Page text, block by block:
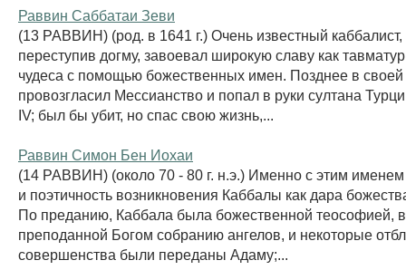
Раввин Саббатаи Зеви
(13 РАВВИН) (род. в 1641 г.) Очень известный каббалист,
переступив догму, завоевал широкую славу как
чудеса с помощью божественных имен. Позднее в
провозгласил Мессианство и попал в руки султана
IV; был бы убит, но спас свою жизнь,...
Раввин Симон Бен Иохаи
(14 РАВВИН) (около 70 - 80 г. н.э.) Именно с этим
и поэтичность возникновения Каббалы как дара
По преданию, Каббала была божественной теософией,
преподанной Богом собранию ангелов, и некоторые
совершенства были переданы Адаму;...